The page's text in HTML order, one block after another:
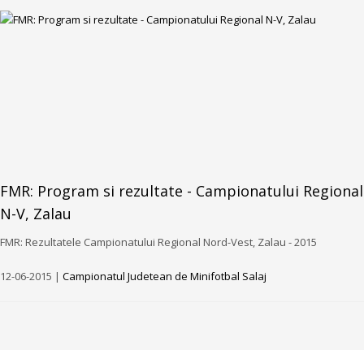
FMR: Program si rezultate - Campionatului Regional
N-V, Zalau
FMR: Rezultatele Campionatului Regional Nord-Vest, Zalau - 2015
12-06-2015 | Campionatul Judetean de Minifotbal Salaj